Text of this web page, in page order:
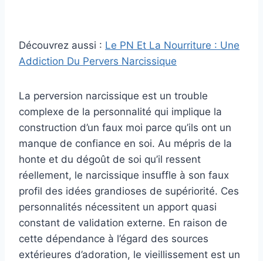
Découvrez aussi : Le PN Et La Nourriture : Une
Addiction Du Pervers Narcissique
La perversion narcissique est un trouble
complexe de la personnalité qui implique la
construction d’un faux moi parce qu’ils ont un
manque de confiance en soi. Au mépris de la
honte et du dégoût de soi qu’il ressent
réellement, le narcissique insuffle à son faux
profil des idées grandioses de supériorité. Ces
personnalités nécessitent un apport quasi
constant de validation externe. En raison de
cette dépendance à l’égard des sources
extérieures d’adoration, le vieillissement est un